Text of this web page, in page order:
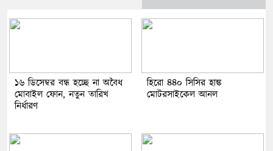
১৬ ডিসেম্বর বন্ধ হচ্ছে না অবৈধ
মোবাইল ফোন, নতুন তারিখ
নির্ধারণ
হিরো ৪৪০ সিসির হাঙ্ক
মোটরসাইকেল আনল